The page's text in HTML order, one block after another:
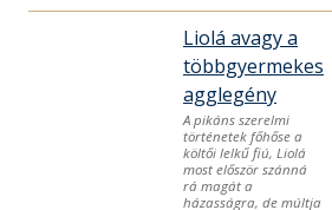
Liolá avagy a
többgyermekes
agglegény
A pikáns szerelmi
történetek főhőse a
költői lelkű fiú, Liolá
most először szánná
rá magát a
házasságra, de múltja